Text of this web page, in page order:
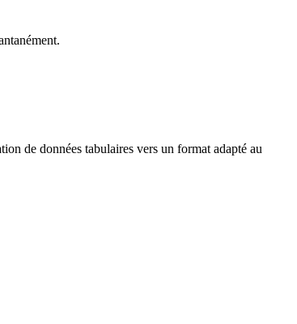
de données tabulaires vers un format adapté au